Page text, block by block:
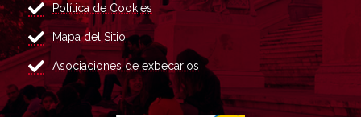
Política de Cookies
Mapa del Sitio
Asociaciones de exbecarios